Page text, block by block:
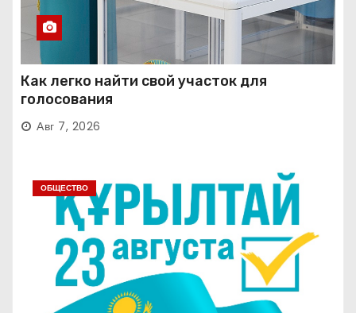
Как легко найти свой участок для
голосования
Авг 7, 2026
ОБЩЕСТВО